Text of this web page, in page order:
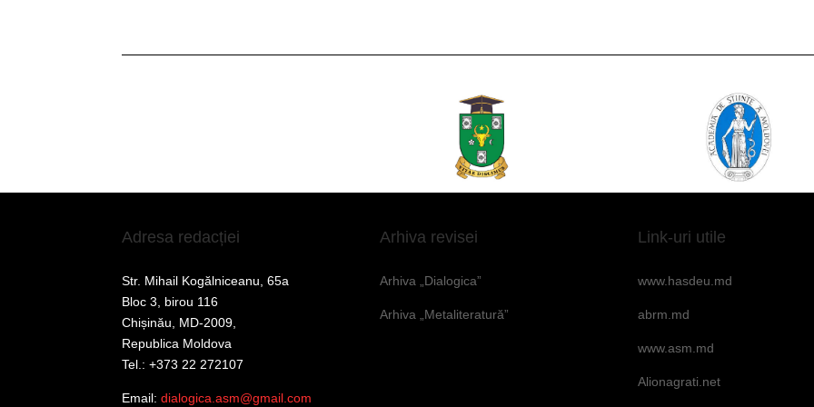
Adresa redacției Arhiva revisei Link-uri utile
Str. Mihail Kogălniceanu, 65a
Bloc 3, birou 116
Chișinău, MD-2009,
Republica Moldova
Tel.: +373 22 272107
Email:dialogica.asm@gmail.com
Arhiva „Dialogica”
Arhiva „Metaliteratură”
www.hasdeu.md
abrm.md
www.asm.md
Alionagrati.net